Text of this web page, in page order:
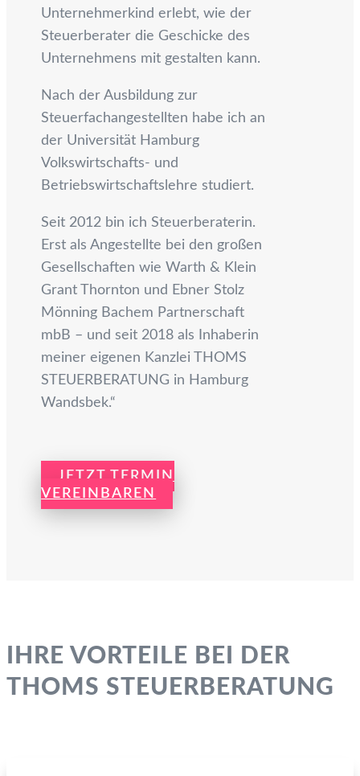
Unternehmerkind erlebt, wie der
Steuerberater die Geschicke des
Unternehmens mit gestalten kann.
Nach der Ausbildung zur
Steuerfachangestellten habe ich an
der Universität Hamburg
Volkswirtschafts- und
Betriebswirtschaftslehre studiert.
Seit 2012 bin ich Steuerberaterin.
Erst als Angestellte bei den großen
Gesellschaften wie Warth & Klein
Grant Thornton und Ebner Stolz
Mönning Bachem Partnerschaft
mbB – und seit 2018 als Inhaberin
meiner eigenen Kanzlei THOMS
STEUERBERATUNG in Hamburg
Wandsbek.“
JETZT TERMIN
VEREINBAREN
IHRE VORTEILE BEI DER
THOMS STEUERBERATUNG